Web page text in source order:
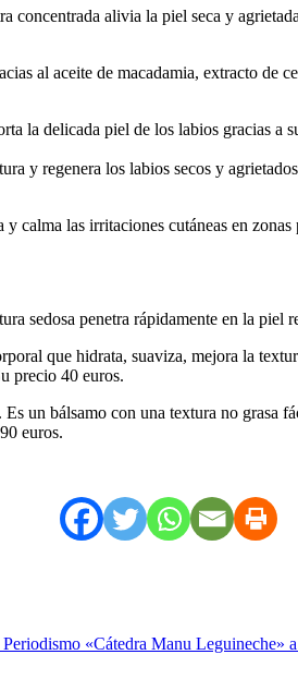
alivia la piel seca y
al aceite de macadamia, extracto
la delicada piel de los labios gracias
y regenera los labios secos y
las irritaciones cutáneas en zonas
sedosa penetra rápidamente en la piel
que hidrata, suaviza, mejora la
precio 40 euros.
un bálsamo con una textura no grasa
euros.
«Cátedra Manu Leguineche»